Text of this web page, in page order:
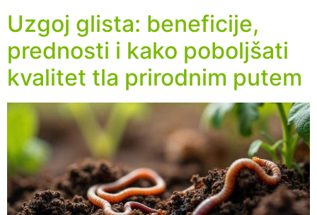
Uzgoj glista: beneficije,
prednosti i kako poboljšati
kvalitet tla prirodnim putem